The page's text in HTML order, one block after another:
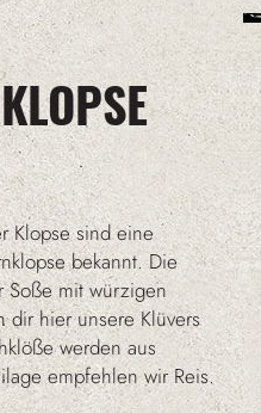
Klopse sind eine
bekannt. Die
Soße mit würzigen
dir hier unsere Klüvers
werden aus
empfehlen wir Reis.